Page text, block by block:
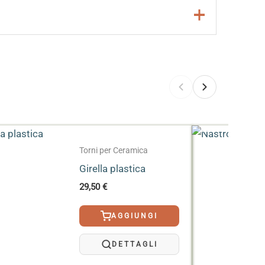
Torni per Ceramica
Girella plastica
29,50€
AGGIUNGI
DETTAGLI